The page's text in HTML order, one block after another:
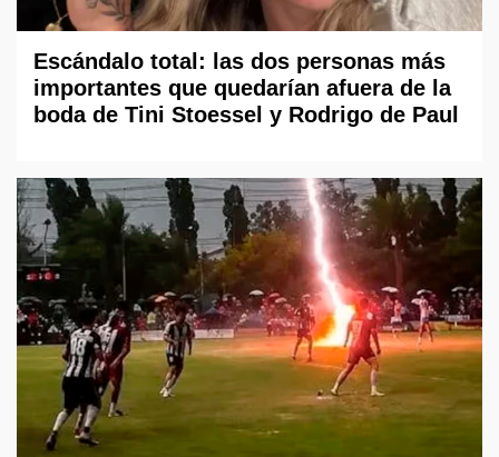
Escándalo total: las dos personas más
importantes que quedarían afuera de la
boda de Tini Stoessel y Rodrigo de Paul